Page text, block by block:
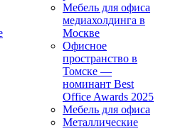
Мебель для офиса
медиахолдинга в
Москве
Офисное
пространство в
Томске —
номинант Best
Office Awards 2025
Мебель для офиса
Металлические